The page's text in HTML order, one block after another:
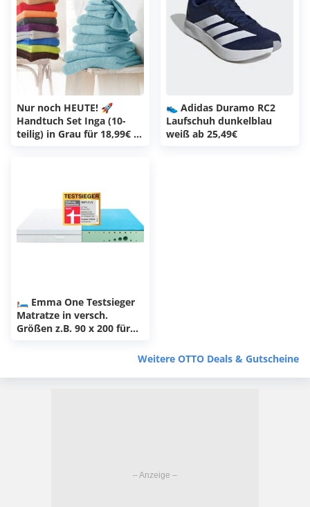
Nur noch HEUTE! 🚀
Handtuch Set Inga (10-
teilig) in Grau für 18,99€ -
👟 Adidas Duramo RC2
Laufschuh dunkelblau
weiß ab 25,49€
🛏 Emma One Testsieger
Matratze in versch.
Größen z.B. 90 x 200 für
Weitere OTTO Deals & Gutscheine